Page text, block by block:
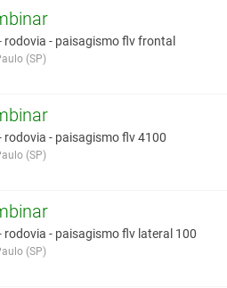
rodovia - paisagismo flv frontal
(SP)
rodovia - paisagismo flv 4100
(SP)
rodovia - paisagismo flv lateral 100
(SP)